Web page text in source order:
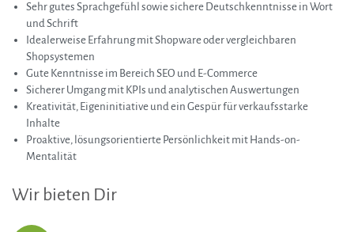
Sehr gutes Sprachgefühl sowie sichere Deutschkenntnisse in Wort
und Schrift
Idealerweise Erfahrung mit Shopware oder vergleichbaren
Shopsystemen
Gute Kenntnisse im Bereich SEO und E-Commerce
Sicherer Umgang mit KPIs und analytischen Auswertungen
Kreativität, Eigeninitiative und ein Gespür für verkaufsstarke
Inhalte
Proaktive, lösungsorientierte Persönlichkeit mit Hands-on-
Mentalität
Wir bieten Dir